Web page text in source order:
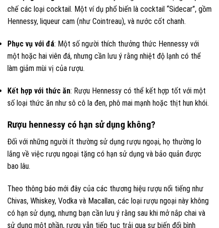
chế các loại cocktail. Một ví dụ phổ biến là cocktail “Sidecar”, gồm
Hennessy, liqueur cam (như Cointreau), và nước cốt chanh.
Phục vụ với đá: Một số người thích thưởng thức Hennessy với
một hoặc hai viên đá, nhưng cần lưu ý rằng nhiệt độ lạnh có thể
làm giảm mùi vị của rượu.
Kết hợp với thức ăn: Rượu Hennessy có thể kết hợp tốt với một
số loại thức ăn như sô cô la đen, phô mai mạnh hoặc thịt hun khói.
Rượu hennessy có hạn sử dụng không?
Đối với những người ít thường sử dụng rượu ngoại, họ thường lo
lắng về việc rượu ngoại tặng có hạn sử dụng và bảo quản được
bao lâu.
Theo thông báo mới đây của các thương hiệu rượu nổi tiếng như
Chivas, Whiskey, Vodka và Macallan, các loại rượu ngoại này không
có hạn sử dụng, nhưng bạn cần lưu ý rằng sau khi mở nắp chai và
sử dụng một phần, rượu vẫn tiếp tục trải qua sự biến đổi bình